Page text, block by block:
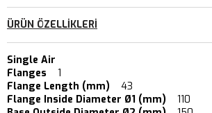
ÜRÜN ÖZELLIKLERI
Single Air
Flanges
1
Flange Length (mm) 43
Flange Inside Diameter Ø1 (mm) 110